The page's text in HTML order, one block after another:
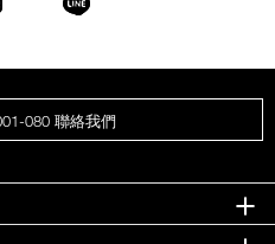
080 聯絡我們